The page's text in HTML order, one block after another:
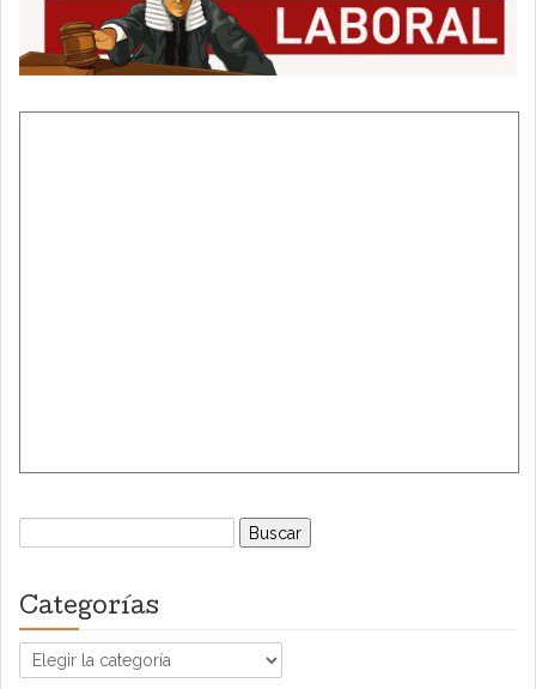
Buscar:
Categorías
Categorías